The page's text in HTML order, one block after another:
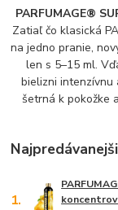
PARFUMAGE®
Zatiaľ čo klasická
na jedno pranie,
len s 5–15 ml.
bielizni intenzívnu
šetrná k pokožke
1.